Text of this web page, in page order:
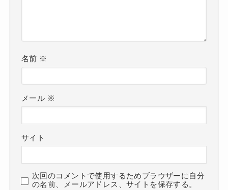
名前 ※
メール ※
サイト
次回のコメントで使用するためブラウザーに自分
の名前、メールアドレス、サイトを保存する。